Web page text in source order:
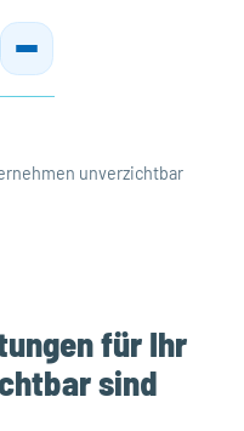
unverzichtbar
für Ihr
sind